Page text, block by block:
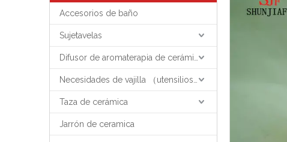
Accesorios de baño
Sujetavelas
Taza de cerámica
Jarrón de ceramica